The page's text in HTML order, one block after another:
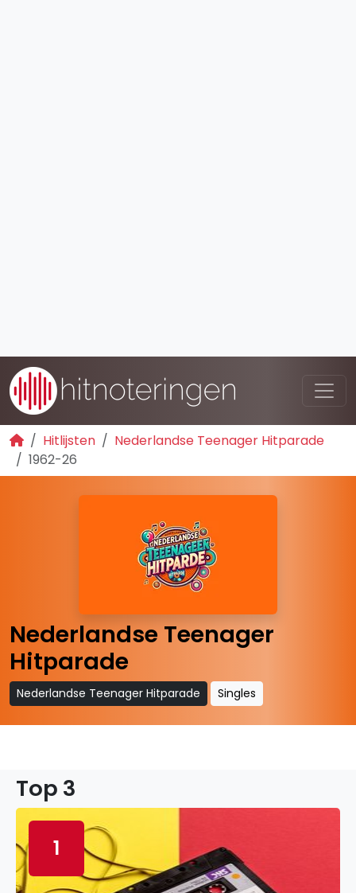
Hitlijsten
Nederlandse Teenager Hitparade
1962-26
Nederlandse Teenager
Hitparade
Nederlandse Teenager Hitparade Singles
Top 3
1